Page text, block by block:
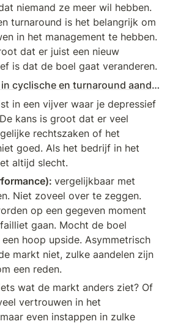
niemand ze meer wil hebben.
turnaround is het belangrijk om
in het management te hebben.
dat er juist een nieuw
is dat de boel gaat veranderen.
53. Beleggen in cyclische en turnaround aandelen | € 207.900
in een vijver waar je depressief
kans is groot dat er veel
rechtszaken of het
goed. Als het bedrijf in het
altijd slecht.
vergelijkbaar met
Niet zoveel over te zeggen.
op een gegeven moment
gaan. Mocht de boel
hoop upside. Asymmetrisch
markt niet, zulke aandelen zijn
een reden.
wat de markt anders ziet? Of
vertrouwen in het
even instappen in zulke